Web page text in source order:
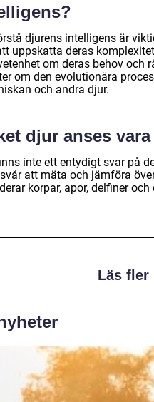
djurens intelligens är
uppskatta deras
om deras behov och
om den evolutionära
och andra djur.
djur anses
inte ett entydigt svar på
att mäta och jämföra
korpar, apor, delfiner och
Läs fler